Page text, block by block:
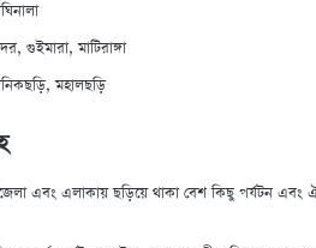
গুইমারা, মাটিরাঙ্গা
মহালছড়ি
এবং এলাকায় ছড়িয়ে থাকা বেশ কিছু পর্যটন এবং